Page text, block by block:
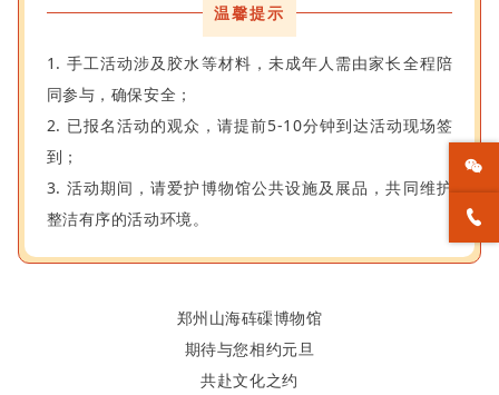
温馨提示
1. 手工活动涉及胶水等材料，未成年人需由家长全程陪
同参与，确保安全；
2. 已报名活动的观众，请提前5-10分钟到达活动现场签
到；
3. 活动期间，请爱护博物馆公共设施及展品，共同维护
整洁有序的活动环境。
郑州山海砗磲博物馆
期待与您相约元旦
共赴文化之约